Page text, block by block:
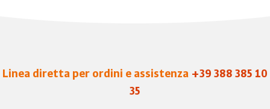
Linea diretta per ordini e assistenza +39 388 385 10
35